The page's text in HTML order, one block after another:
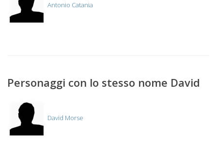
Antonio Catania
Personaggi con lo stesso nome David
David Morse